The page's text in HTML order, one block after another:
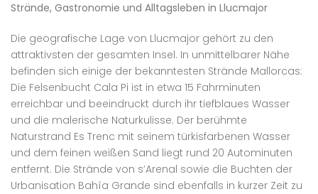
Strände, Gastronomie und Alltagsleben in Llucmajor
Die geografische Lage von Llucmajor gehört zu den
attraktivsten der gesamten Insel. In unmittelbarer Nähe
befinden sich einige der bekanntesten Strände Mallorcas:
Die Felsenbucht Cala Pi ist in etwa 15 Fahrminuten
erreichbar und beeindruckt durch ihr tiefblaues Wasser
und die malerische Naturkulisse. Der berühmte
Naturstrand Es Trenc mit seinem türkisfarbenen Wasser
und dem feinen weißen Sand liegt rund 20 Autominuten
entfernt. Die Strände von s’Arenal sowie die Buchten der
Urbanisation Bahía Grande sind ebenfalls in kurzer Zeit zu